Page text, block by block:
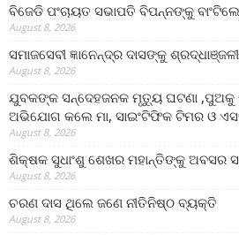
ବିଜେଡି ପଂଚାୟତ ସଭାପତି ବିପନ୍ନଙ୍କୁ
August 8, 2026
ସମାଜସେବୀ ଜ୍ଞାନେନ୍ଦ୍ର ଦାସଙ୍କୁ ଶ୍ରଦ୍ଧାଞ୍ଜଳୀ
August 8, 2026
ଯୁବକଙ୍କ ସନ୍ଦେହଜନକ ମୃତ୍ୟୁ ଘଟଣା ,ପୁଅକୁ
ଅଭିଯୋଗ କଲେ ମା, ସାଇଂଟିଫିକ ଟିମର ଓ
August 8, 2026
ଶିକ୍ଷକ ସୁଧାଂଶୁ ଶେଖର ମହାନ୍ତିଙ୍କୁ ଅବସର
August 8, 2026
ଚରଣ ଦାସ ଥିଲେ ଜଣେ ନୀତିନିଷ୍ଠ ବ୍ୟକ୍ତି
August 8, 2026